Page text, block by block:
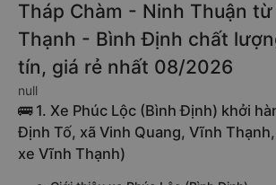
Tháp Chàm - Ninh Thuận
Thạnh - Bình Định chất
tín, giá rẻ nhất 08/2026
null
🚌 1. Xe Phúc Lộc (Bình Định) khởi
Định Tố, xã Vinh Quang, Vĩnh
xe Vĩnh Thạnh)